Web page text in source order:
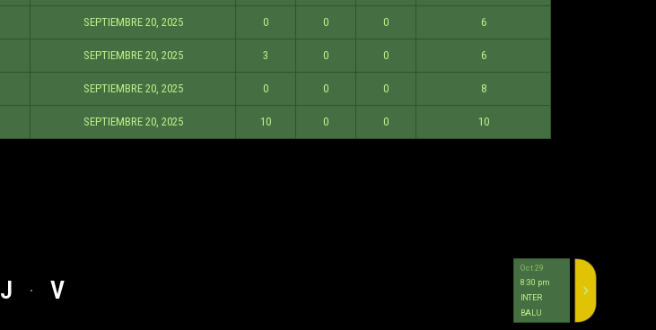
SEPTIEMBRE 20, 2025 0 0 0 6
SEPTIEMBRE 20, 2025 3 0 0 6
SEPTIEMBRE 20, 2025 0 0 0 8
SEPTIEMBRE 20, 2025 10 0 0 10
J V
Oct 29
8:30 pm
INTER
BALU